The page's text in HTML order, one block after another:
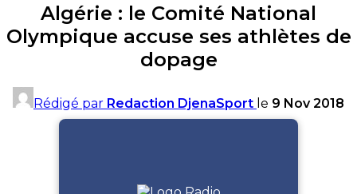
Algérie : le Comité National
Olympique accuse ses athlètes de
dopage
Rédigé par Redaction DjenaSport le 9 Nov 2018